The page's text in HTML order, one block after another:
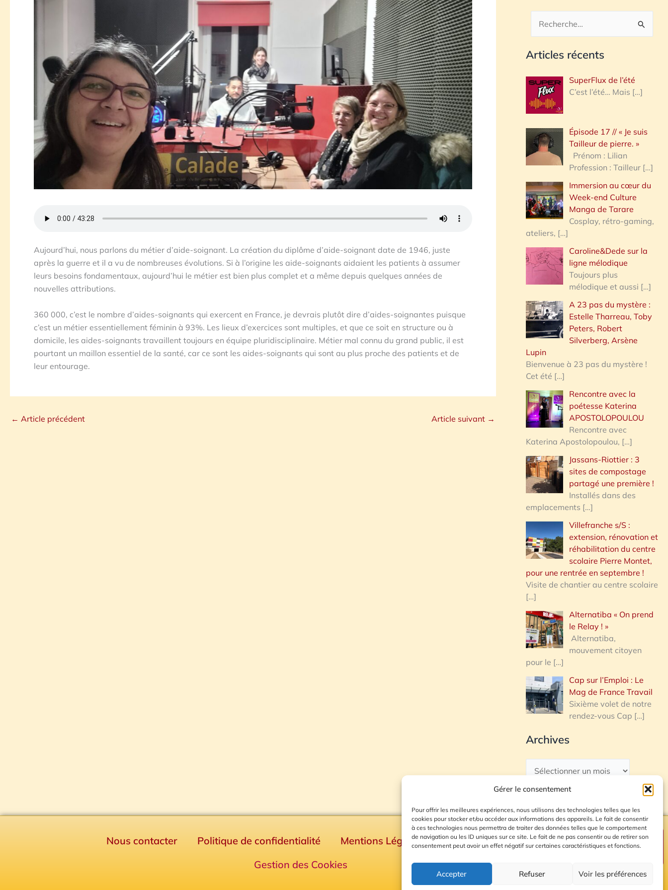
Gérer le consentement
Pour offrir les meilleures expériences, nous utilisons des technologies telles que les
cookies pour stocker et/ou accéder aux informations des appareils. Le fait de consentir
à ces technologies nous permettra de traiter des données telles que le comportement
de navigation ou les ID uniques sur ce site. Le fait de ne pas consentir ou de retirer son
consentement peut avoir un effet négatif sur certaines caractéristiques et fonctions.
Accepter Refuser Voir les préférences
Aujourd’hui, nous parlons du métier d’aide-soignant. La création du diplôme d’aide-soignant date de 1946, juste
après la guerre et il a vu de nombreuses évolutions. Si à l’origine les aide-soignants aidaient les patients à assumer
leurs besoins fondamentaux, aujourd’hui le métier est bien plus complet et a même depuis quelques années de
nouvelles attributions.
360 000, c’est le nombre d’aides-soignants qui exercent en France, je devrais plutôt dire d’aides-soignantes puisque
c’est un métier essentiellement féminin à 93%. Les lieux d’exercices sont multiples, et que ce soit en structure ou à
domicile, les aides-soignants travaillent toujours en équipe pluridisciplinaire. Métier mal connu du grand public, il est
pourtant un maillon essentiel de la santé, car ce sont les aides-soignants qui sont au plus proche des patients et de
leur entourage.
← Article précédent Article suivant →
c
h
r
h
e
:
Articles récents
SuperFlux de l’été
C’est l’été… Mais […]
Épisode 17 // « Je suis
Tailleur de pierre. »
Prénom : Lilian
Profession : Tailleur […]
Immersion au cœur du
Week-end Culture
Manga de Tarare
Cosplay, rétro-gaming,
ateliers, […]
Caroline&Dede sur la
ligne mélodique
Toujours plus
mélodique et aussi […]
A 23 pas du mystère :
Estelle Tharreau, Toby
Peters, Robert
Silverberg, Arsène
Lupin
Bienvenue à 23 pas du mystère !
Cet été […]
Rencontre avec la
poétesse Katerina
APOSTOLOPOULOU
Rencontre avec
Katerina Apostolopoulou, […]
Jassans-Riottier : 3
sites de compostage
partagé une première !
Installés dans des
emplacements […]
Villefranche s/S :
extension, rénovation et
réhabilitation du centre
scolaire Pierre Montet,
pour une rentrée en septembre !
Visite de chantier au centre scolaire
[…]
Alternatiba « On prend
le Relay ! »
Alternatiba,
mouvement citoyen
pour le […]
Cap sur l’Emploi : Le
Mag de France Travail
Sixième volet de notre
rendez-vous Cap […]
Archives
Nous contacter Politique de confidentialité Mentions Légales
Plan du site
Gestion des Cookies